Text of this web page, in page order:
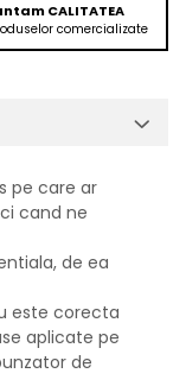
CALITATEA
comercializate
pe care ar
cand ne
de ea
este corecta
aplicate pe
de